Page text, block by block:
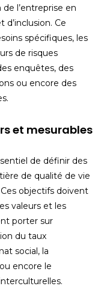
l’entreprise en
Ce
spécifiques, les
de risques
enquêtes, des
ou encore des
et mesurables
de définir des
de qualité de vie
objectifs doivent
valeurs et les
porter sur
du taux
social, la
encore le